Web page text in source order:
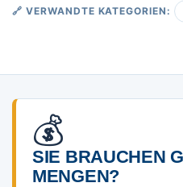
🔗 VERWANDTE KATEGORIEN:
💰
SIE BRAUCHEN
ENGEN?